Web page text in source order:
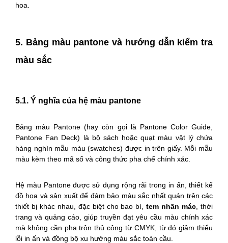
hoa.
5. Bảng màu pantone và hướng dẫn kiểm tra
màu sắc
5.1. Ý nghĩa của hệ màu pantone
Bảng màu Pantone (hay còn gọi là Pantone Color Guide,
Pantone Fan Deck) là bộ sách hoặc quạt màu vật lý chứa
hàng nghìn mẫu màu (swatches) được in trên giấy. Mỗi mẫu
màu kèm theo mã số và công thức pha chế chính xác.
Hệ màu Pantone được sử dụng rộng rãi trong in ấn, thiết kế
đồ họa và sản xuất để đảm bảo màu sắc nhất quán trên các
thiết bị khác nhau, đặc biệt cho bao bì,tem nhãn mác , thời
trang và quảng cáo, giúp truyền đạt yêu cầu màu chính xác
mà không cần pha trộn thủ công từ CMYK, từ đó giảm thiểu
lỗi in ấn và đồng bộ xu hướng màu sắc toàn cầu.